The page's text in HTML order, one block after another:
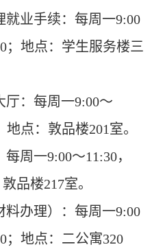
就业手续：每周一9:00
；地点：学生服务楼三
厅：每周一9:00～
地点：敦品楼201室。
每周一9:00～11:30，
品楼217室。
料办理）：每周一9:00
；地点：二公寓320